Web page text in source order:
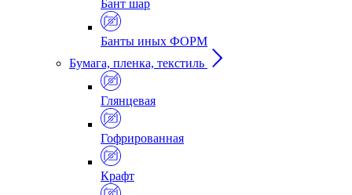
Бант шар
Банты иных ФОРМ
Бумага, пленка, текстиль
Глянцевая
Гофрированная
Крафт